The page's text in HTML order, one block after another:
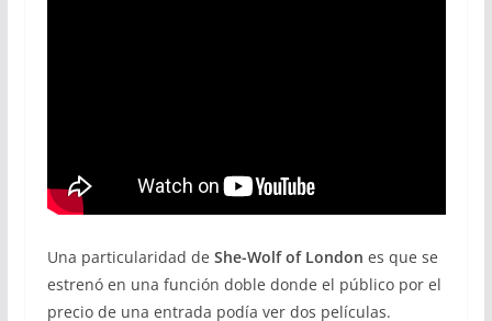
Una particularidad de She-Wolf of London es que se
estrenó en una función doble donde el público por el
precio de una entrada podía ver dos películas.